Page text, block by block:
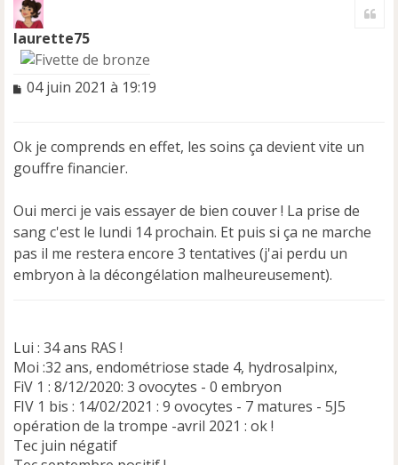
laurette75
M
s
a
g
n
o
n
l
u
04 juin 2021 à 19:19
Ok je comprends en effet, les soins ça devient vite un
gouffre financier.
Oui merci je vais essayer de bien couver ! La prise de
sang c'est le lundi 14 prochain. Et puis si ça ne marche
pas il me restera encore 3 tentatives (j'ai perdu un
embryon à la décongélation malheureusement).
Lui : 34 ans RAS !
Moi :32 ans, endométriose stade 4, hydrosalpinx,
FiV 1 : 8/12/2020: 3 ovocytes - 0 embryon
FIV 1 bis : 14/02/2021 : 9 ovocytes - 7 matures - 5J5
opération de la trompe -avril 2021 : ok !
Tec juin négatif